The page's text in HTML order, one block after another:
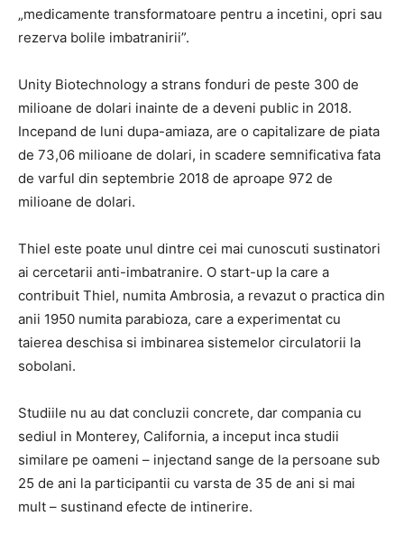
„medicamente transformatoare pentru a incetini, opri sau
rezerva bolile imbatranirii”.
Unity Biotechnology a strans fonduri de peste 300 de
milioane de dolari inainte de a deveni public in 2018.
Incepand de luni dupa-amiaza, are o capitalizare de piata
de 73,06 milioane de dolari, in scadere semnificativa fata
de varful din septembrie 2018 de aproape 972 de
milioane de dolari.
Thiel este poate unul dintre cei mai cunoscuti sustinatori
ai cercetarii anti-imbatranire. O start-up la care a
contribuit Thiel, numita Ambrosia, a revazut o practica din
anii 1950 numita parabioza, care a experimentat cu
taierea deschisa si imbinarea sistemelor circulatorii la
sobolani.
Studiile nu au dat concluzii concrete, dar compania cu
sediul in Monterey, California, a inceput inca studii
similare pe oameni – injectand sange de la persoane sub
25 de ani la participantii cu varsta de 35 de ani si mai
mult – sustinand efecte de intinerire.